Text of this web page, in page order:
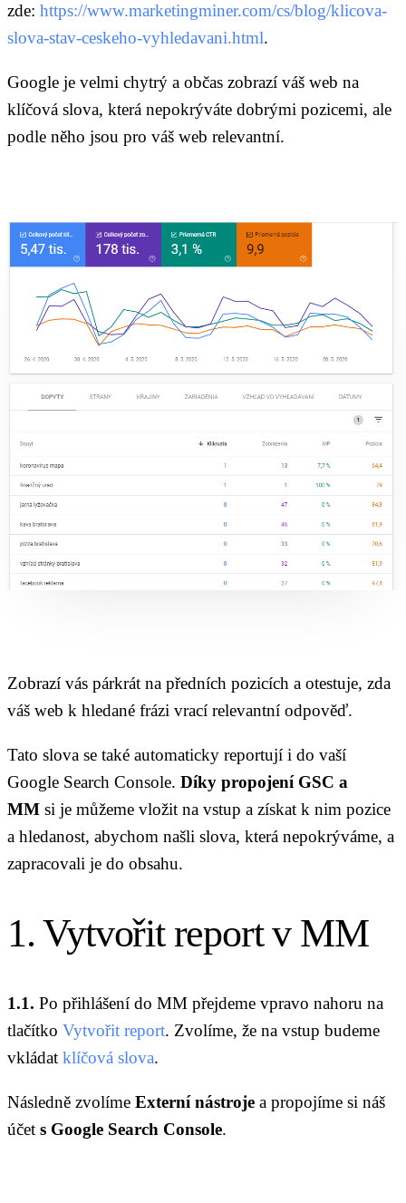
zde: https://www.marketingminer.com/cs/blog/klicova-
slova-stav-ceskeho-vyhledavani.html.
Google je velmi chytrý a občas zobrazí váš web na
klíčová slova, která nepokrýváte dobrými pozicemi, ale
podle něho jsou pro váš web relevantní.
Zobrazí vás párkrát na předních pozicích a otestuje, zda
váš web k hledané frázi vrací relevantní odpověď.
Tato slova se také automaticky reportují i do vaší
Google Search Console. Díky propojení GSC a
MM si je můžeme vložit na vstup a získat k nim pozice
a hledanost, abychom našli slova, která nepokrýváme, a
zapracovali je do obsahu.
1. Vytvořit report v MM
1.1. Po přihlášení do MM přejdeme vpravo nahoru na
tlačítko Vytvořit report. Zvolíme, že na vstup budeme
vkládat klíčová slova.
Následně zvolíme Externí nástroje a propojíme si náš
účet s Google Search Console.